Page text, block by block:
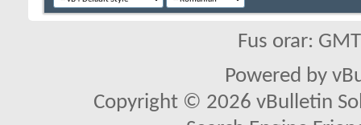
Fus orar:
Powered by
Copyright © 2026 vBulletin